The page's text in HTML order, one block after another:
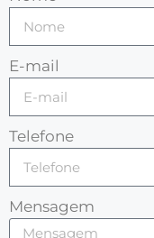
E-mail
Telefone
Mensagem